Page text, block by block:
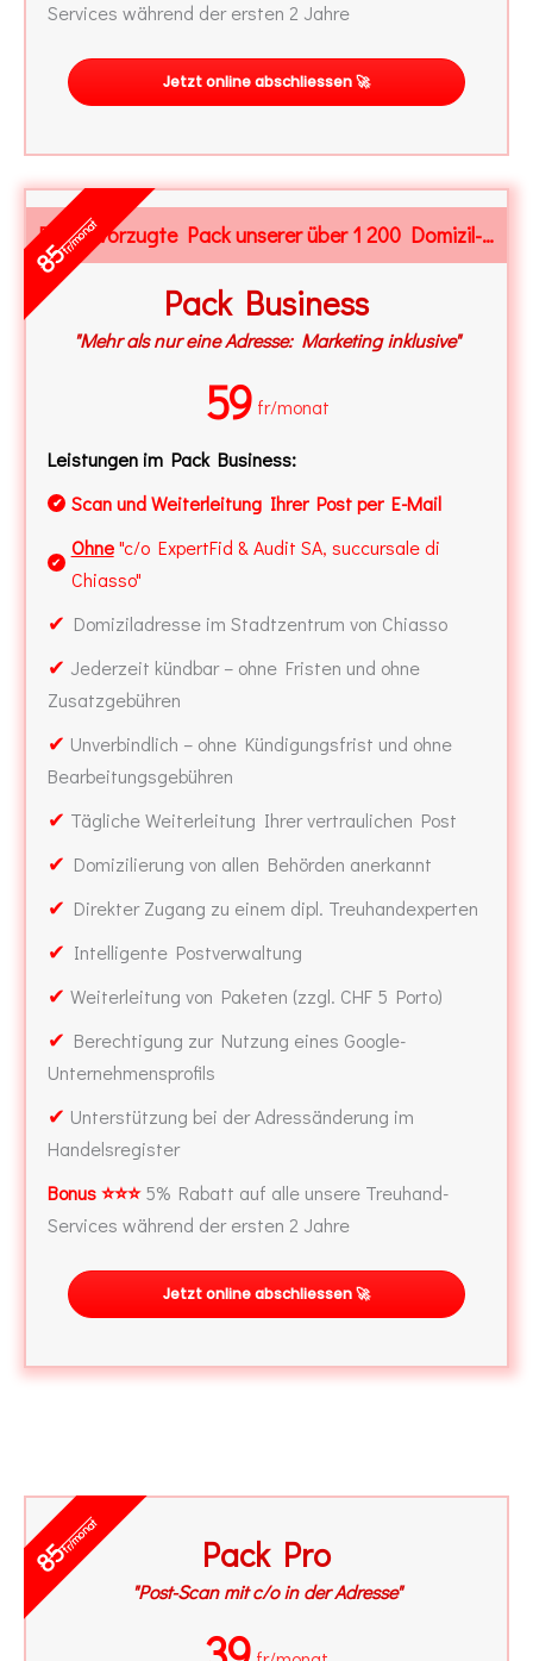
Services während der ersten 2 Jahre
Jetzt online abschliessen 🚀
Der bevorzugte Pack unserer über 1 200 Domizil-Kunden
Pack Business
"Mehr als nur eine Adresse: Marketing inklusive"
59 fr/monat
Leistungen im Pack Business:
✔ Scan und Weiterleitung Ihrer Post per E-Mail
✔
Ohne"c/o ExpertFid & Audit SA, succursale di
Chiasso"
✔ Domiziladresse im Stadtzentrum von Chiasso
✔ Jederzeit kündbar – ohne Fristen und ohne
Zusatzgebühren
✔ Unverbindlich – ohne Kündigungsfrist und ohne
Bearbeitungsgebühren
✔ Tägliche Weiterleitung Ihrer vertraulichen Post
✔ Domizilierung von allen Behörden anerkannt
✔ Direkter Zugang zu einem dipl. Treuhandexperten
✔ Intelligente Postverwaltung
✔ Weiterleitung von Paketen (zzgl. CHF 5 Porto)
✔ Berechtigung zur Nutzung eines Google-
Unternehmensprofils
✔ Unterstützung bei der Adressänderung im
Handelsregister
Bonus ⭐⭐⭐5% Rabatt auf alle unsere Treuhand-
Services während der ersten 2 Jahre
Jetzt online abschliessen 🚀
85fr/monat
Pack Pro
"Post-Scan mit c/o in der Adresse"
85fr/monat